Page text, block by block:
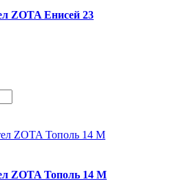
ZOTA Енисей 23
ZOTA Тополь 14 М